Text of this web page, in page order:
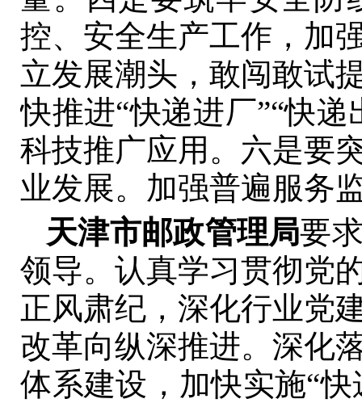
控、安全生产工作，加
立发展潮头，敢闯敢试
快推进“快递进厂”“快
科技推广应用。六是要
业发展。加强普遍服务
天津市邮政管理局要
领导。认真学习贯彻党
正风肃纪，深化行业党
改革向纵深推进。深化
体系建设，加快实施“